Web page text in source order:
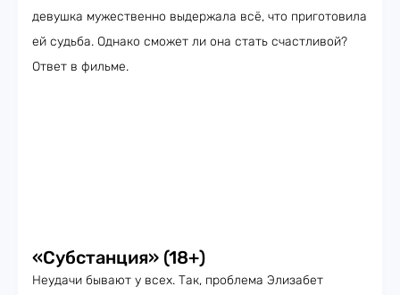
девушка мужественно выдержала всё, что приготовила
ей судьба. Однако сможет ли она стать счастливой?
Ответ в фильме.
«Субстанция» (18+)
Неудачи бывают у всех. Так, проблема Элизабет